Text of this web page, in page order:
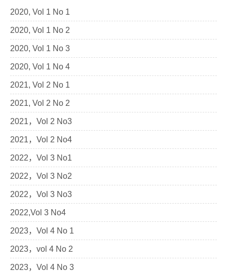
2020, Vol 1 No 1
2020, Vol 1 No 2
2020, Vol 1 No 3
2020, Vol 1 No 4
2021, Vol 2 No 1
2021, Vol 2 No 2
2021，Vol 2 No3
2021，Vol 2 No4
2022，Vol 3 No1
2022，Vol 3 No2
2022，Vol 3 No3
2022,Vol 3 No4
2023，Vol 4 No 1
2023，vol 4 No 2
2023，Vol 4 No 3